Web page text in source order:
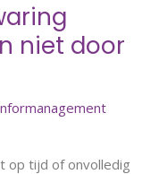
niet door
op tijd of onvolledig